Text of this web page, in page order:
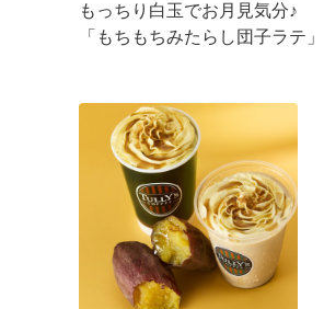
もっちり白玉でお月見気分♪
「もちもちみたらし団子ラテ」
お月様をモチーフにした
まんまるベアフルも皆様のご来